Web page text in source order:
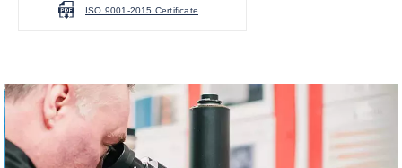
ISO 9001-2015 Certificate